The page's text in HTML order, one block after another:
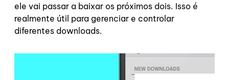
ele vai passar a baixar os próximos dois. Isso é
realmente útil para gerenciar e controlar
diferentes downloads.